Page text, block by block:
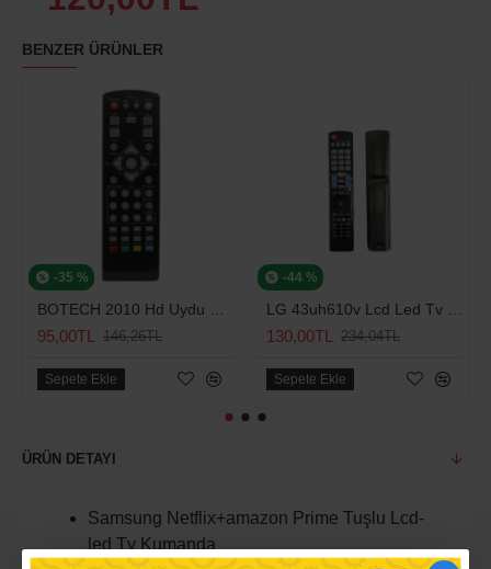
BENZER ÜRÜNLER
-35 %
95,00TL 146,26TL
Sepete Ekle
-44 %
130,00TL 234,04TL
Sepete Ekle
ÜRÜN DETAYI
Samsung Netflix+amazon Prime Tuşlu Lcd-
led Tv Kumanda